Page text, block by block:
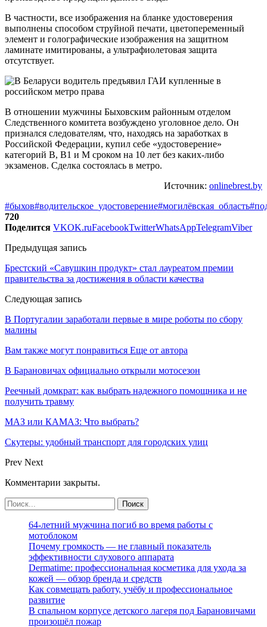
В частности, все изображения на бланке удостоверения
выполнены способом струйной печати, цветопеременный
элемент и голографические изображения на защитном
ламинате имитированы, а ультрафиолетовая защита
отсутствует.
В отношении мужчины Быховским районным отделом
Следственного комитета возбуждено уголовное дело. Он
признался следователям, что, находясь на заработках в
Российской Федерации, купил себе «удостоверение»
категорий B, B1 и M сроком на 10 лет без каких-либо
экзаменов. Сделка состоялась в метро.
Источник: onlinebrest.by
#быхов#водительское_удостоверение#могилёвская_область
720
Поделится VKOK.ruFacebookTwitterWhatsAppTelegramViber
Предыдущая запись
Брестский «Савушкин продукт» стал лауреатом премии
правительства за достижения в области качества
Следующая запись
В Португалии заработали первые в мире роботы по сбору
малины
Вам также могут понравиться Еще от автора
В Барановичах официально открыли мотосезон
Реечный домкрат: как выбрать надежного помощника и не
получить травму
МАЗ или КАМАЗ: Что выбрать?
Скутеры: удобный транспорт для городских улиц
Prev Next
Комментарии закрыты.
64-летний мужчина погиб во время работы с
мотоблоком
Почему громкость — не главный показатель
эффективности слухового аппарата
Dermatime: профессиональная косметика для ухода за
кожей — обзор бренда и средств
Как совмещать работу, учёбу и профессиональное
развитие
В спальном корпусе детского лагеря под Барановичами
произошёл пожар